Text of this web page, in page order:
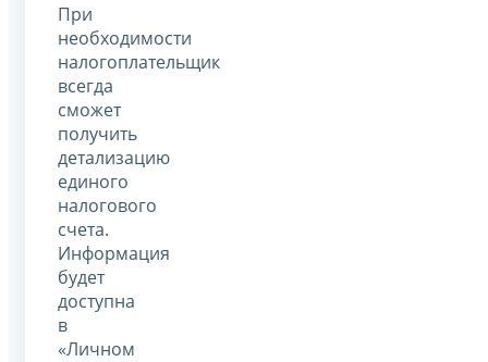
При
необходимости
налогоплательщик
всегда
сможет
получить
детализацию
единого
налогового
счета.
Информация
будет
доступна
в
«Личном